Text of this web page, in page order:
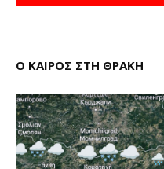
Ο ΚΑΙΡΟΣ ΣΤΗ ΘΡΑΚΗ